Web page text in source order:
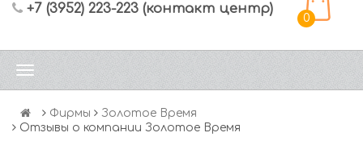
+7 (3952) 223-223 (контакт центр)
0
Фирмы
Золотое Время
Отзывы о компании Золотое Время